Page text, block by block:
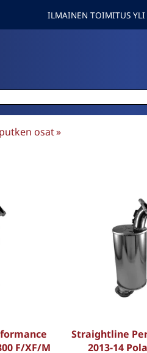
ILMAINEN TOIMITUS YLI
osat‪»
F/XF/M
Straightline
2013-14